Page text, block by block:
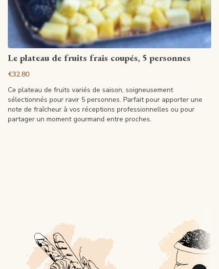
View article
Le plateau de fruits frais coupés, 5 personnes
€32.80
Ce plateau de fruits variés de saison, soigneusement
sélectionnés pour ravir 5 personnes. Parfait pour apporter une
note de fraîcheur à vos réceptions professionnelles ou pour
partager un moment gourmand entre proches.